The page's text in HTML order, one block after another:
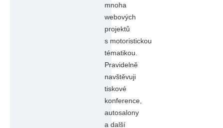
mnoha
webových
projektů
s motoristickou
tématikou.
Pravidelně
navštěvuji
tiskové
konference,
autosalony
a další